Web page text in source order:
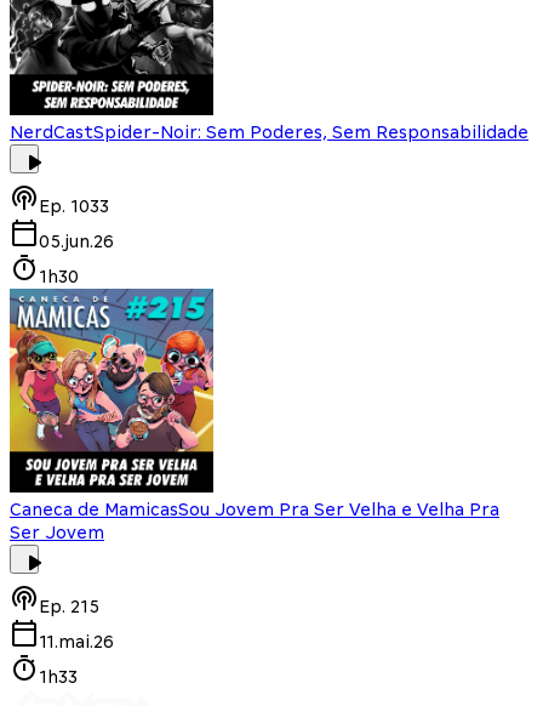
NerdCastSpider-Noir: Sem Poderes, Sem Responsabilidade
Ep. 1033
05.jun.26
1h30
Caneca de MamicasSou Jovem Pra Ser Velha e Velha Pra
Ser Jovem
Ep. 215
11.mai.26
1h33